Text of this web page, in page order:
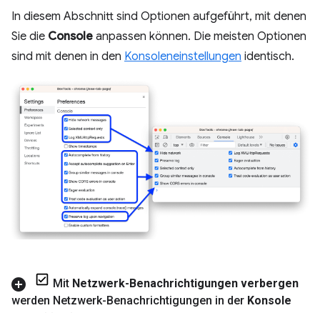
In diesem Abschnitt sind Optionen aufgeführt, mit denen
Sie die Console anpassen können. Die meisten Optionen
sind mit denen in den Konsoleneinstellungen identisch.
Mit Netzwerk-Benachrichtigungen verbergen
werden Netzwerk-Benachrichtigungen in der Konsole